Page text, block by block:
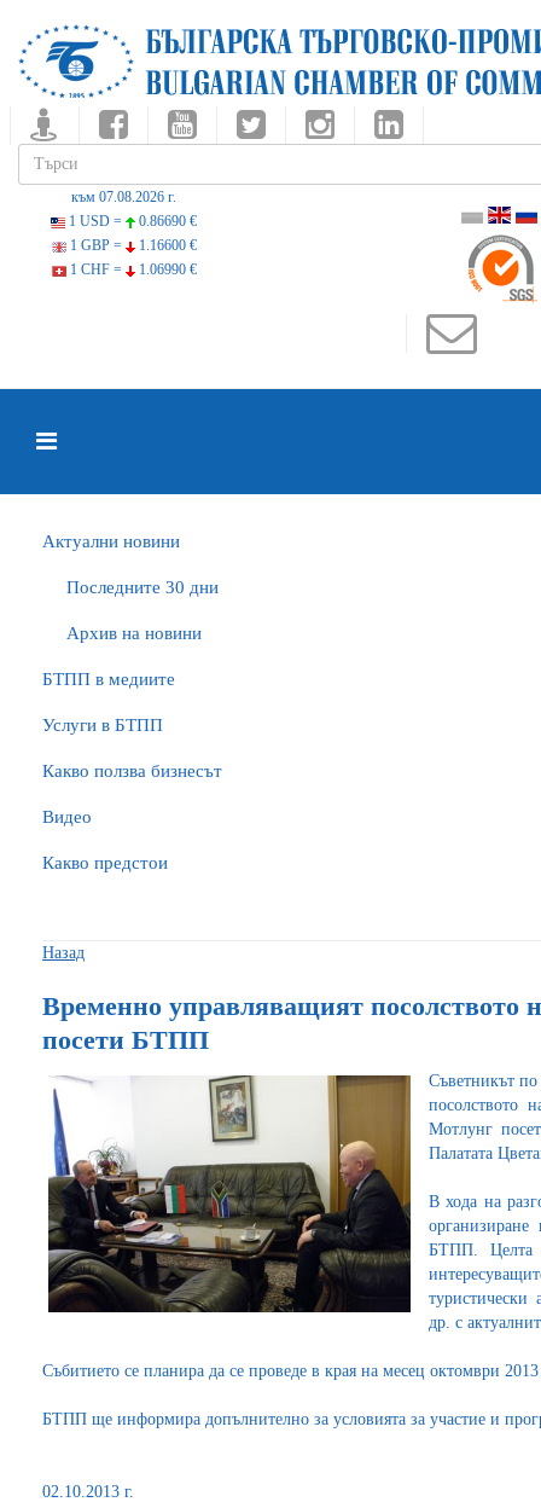
към 07.08.2026 г.
1 USD =
0.86690 €
1 GBP =
1.16600 €
1 CHF =
1.06990 €
Актуални новини
Последните 30 дни
Архив на новини
БTПП в медиите
Услуги в БТПП
Какво ползва бизнесът
Видео
Какво предстои
Назад
Временно управляващият
посети БТПП
Съветникът
Мотлунг
Палатата
В хода на
БТПП. Целта
др. с
Събитието се планира да се проведе в края на месец октомври
БТПП ще информира допълнително за условията за участие и
02.10.2013 г.